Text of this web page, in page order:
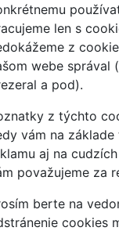
len s
z
webe správal
a pod).
z týchto
vám na
aj na
považujeme za
berte na
cookies